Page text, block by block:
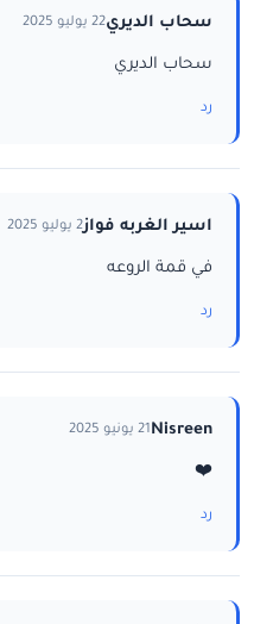
سحاب الديري22 يوليو 2025
سحاب الديري
رد
اسير الغربه فواز2 يوليو 2025
في قمة الروعه
رد
Nisreen21 يونيو 2025
❤️
رد